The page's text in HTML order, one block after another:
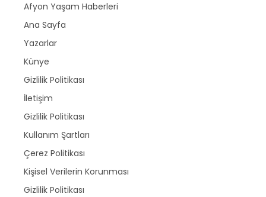
Afyon Yaşam Haberleri
Ana Sayfa
Yazarlar
Künye
Gizlilik Politikası
İletişim
Gizlilik Politikası
Kullanım Şartları
Çerez Politikası
Kişisel Verilerin Korunması
Gizlilik Politikası